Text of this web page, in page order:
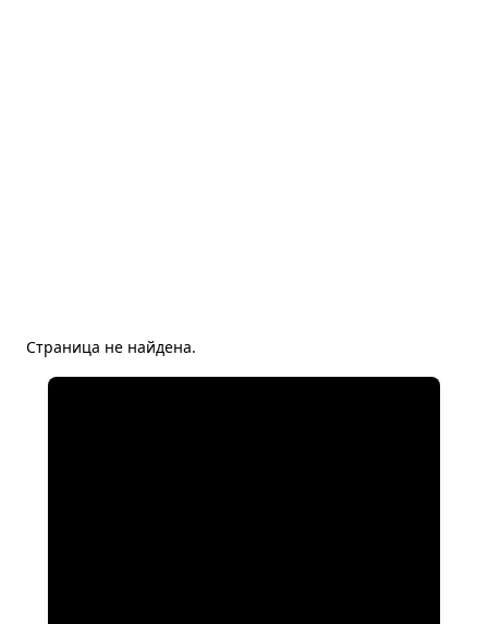
Страница не найдена.